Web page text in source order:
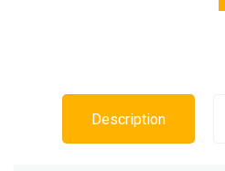
Description